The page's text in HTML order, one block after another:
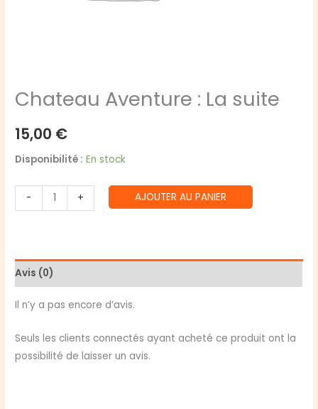
Chateau Aventure : La suite
15,00 €
Disponibilité : En stock
-
quantité
de
:
suite
+ AJOUTER AU PANIER
Avis (0)
Il n’y a pas encore d’avis.
Seuls les clients connectés ayant acheté ce produit ont la
possibilité de laisser un avis.